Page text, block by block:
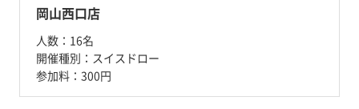
岡山西口店
人数： 16名
開催種別： スイスドロー
参加料： 300円